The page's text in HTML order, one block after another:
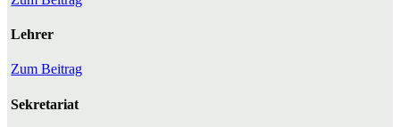
Lehrer
Zum Beitrag
Sekretariat